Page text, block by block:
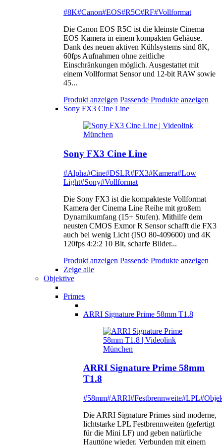
#8K#Canon#EOS#R5C#RF#Vollformat
Die Canon EOS R5C ist die kleinste Cinema
EOS Kamera in einem kompakten Gehäuse.
Dank des neuen aktiven Kühlsystems sind 8K,
60fps Aufnahmen ohne zeitliche
Einschränkungen möglich. Ausgestattet mit
einem Vollformat Sensor und 12-bit RAW sowie
45...
Produkt anzeigen Passende Produkte anzeigen
Sony FX3 Cine Line
Sony FX3 Cine Line
#Alpha#Cine#DSLR#FX3#Kamera#Low
Light#Sony#Vollformat
Die Sony FX3 ist die kompakteste Vollformat
Kamera der Cinema Line Reihe mit großem
Dynamikumfang (15+ Stufen). Mithilfe dem
neusten CMOS Exmor R Sensor schafft die FX3
auch bei wenig Licht (ISO 80-409600) und 4K
120fps 4:2:2 10 Bit, scharfe Bilder...
Produkt anzeigen Passende Produkte anzeigen
Zeige alle
Objektive
Primes
ARRI Signature Prime 58mm T1.8
ARRI Signature Prime 58mm
T1.8
#58mm#ARRI#Festbrennweite#LPL
Die ARRI Signature Primes sind moderne,
lichtstarke LPL Festbrennweiten (gefertigt
für die Mini LF) und geben natürliche
Hauttöne wieder. Verbunden mit einem